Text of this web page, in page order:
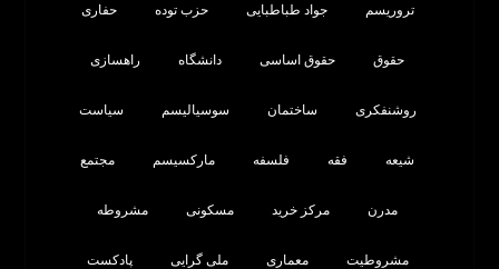
تروریسم جواد طباطبایی حزب توده حفاری
حقوق حقوق اساسی دانشگاه راهسازی
روشنفکری ساختمان سوسیالیسم سیاست
شیعه فقه فلسفه مارکسیسم مجتمع
مدرن مرکز خرید مسکونی مشروطه
مشروطیت معماری ملی گرایی پادکست